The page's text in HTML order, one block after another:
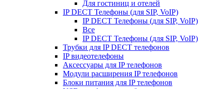
Для гостиниц и отелей
IP DECT Телефоны (для SIP, VoIP)
IP DECT Телефоны (для SIP, VoIP)
Все
IP DECT Телефоны (для SIP, VoIP)
Трубки для IP DECT телефонов
IP видеотелефоны
Аксессуары для IP телефонов
Модули расширения IP телефонов
Блоки питания для IP телефонов